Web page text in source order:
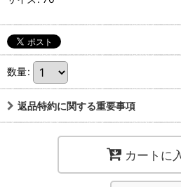
数量:
返品特約に関する重要事項
カートに